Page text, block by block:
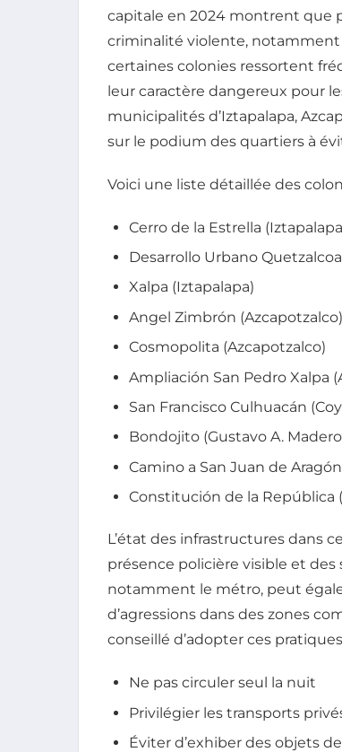
capitale en 2024 montrent que
criminalité violente, notamment
certaines colonies ressortent
leur caractère dangereux pour
municipalités d’Iztapalapa,
sur le podium des quartiers à
Voici une liste détaillée des
Cerro de la Estrella
Desarrollo Urbano
Xalpa (Iztapalapa)
Angel Zimbrón (Azcapotzalco)
Cosmopolita (Azcapotzalco)
Ampliación San Pedro Xalpa
San Francisco Culhuacán
Bondojito (Gustavo A.
Camino a San Juan de
Constitución de la República
L’état des infrastructures dans
présence policière visible et
notamment le métro, peut
d’agressions dans des zones
conseillé d’adopter ces
Ne pas circuler seul la nuit
Privilégier les transports
Éviter d’exhiber des objets